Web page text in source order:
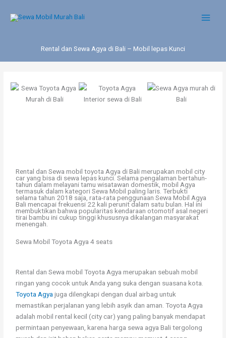
Rental dan Sewa Agya di Bali – Mobil lepas Kunci
Rental dan Sewa mobil toyota Agya di Bali merupakan mobil city
car yang bisa di sewa lepas kunci. Selama pengalaman bertahun-
tahun dalam melayani tamu wisatawan domestik, mobil Agya
termasuk dalam kategori Sewa Mobil paling laris. Terbukti
selama tahun 2018 saja, rata-rata penggunaan Sewa Mobil Agya
Bali mencapai frekuensi 22 kali perunit dalam satu bulan. Hal ini
membuktikan bahwa popularitas kendaraan otomotif asal negeri
tirai bambu ini cukup tinggi khususnya dikalangan masyarakat
menengah.
Sewa Mobil Toyota Agya 4 seats
Rental dan Sewa mobil Toyota Agya merupakan sebuah mobil
ringan yang cocok untuk Anda yang suka dengan suasana kota.
Toyota Agya juga dilengkapi dengan dual airbag untuk
memastikan perjalanan yang lebih asyik dan aman. Toyota Agya
adalah mobil rental kecil (city car) yang paling banyak mendapat
permintaan penyewaan, karena harga sewa agya Bali tergolong